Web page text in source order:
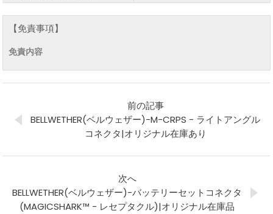
【免責事項】
免責内容
前の記事
BELLWETHER(ベルウェザー)-M-CRPS - ライトアングル
コネクタ|オリジナル在庫あり
次へ
BELLWETHER(ベルウェザー)-バッテリーセットコネクタ
(MAGICSHARK™ - レセプタクル)|オリジナル在庫品